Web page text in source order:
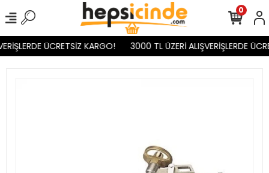
ÜCRETSİZ KARGO! 3000 TL ÜZERİ ALIŞVERİŞLERDE
0